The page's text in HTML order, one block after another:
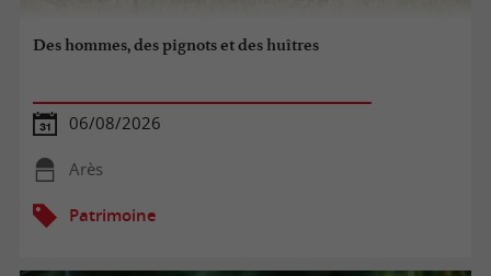
Des hommes, des pignots et des huîtres
06/08/2026
Arès
Patrimoine